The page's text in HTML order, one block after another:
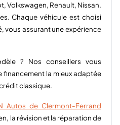
Volkswagen, Renault, Nissan,
Chaque véhicule est choisi
vous assurant une expérience
? Nos conseillers vous
financement la mieux adaptée
classique.
Autos de Clermont-Ferrand
la révision et la réparation de